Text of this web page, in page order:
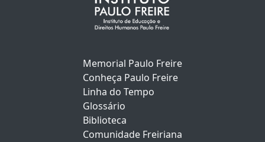
Memorial Paulo Freire
Conheça Paulo Freire
Linha do Tempo
Glossário
Biblioteca
Comunidade Freiriana